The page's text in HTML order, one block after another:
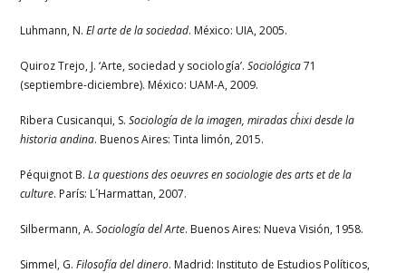
Luhmann, N.El arte de la sociedad. México: UIA, 2005.
Quiroz Trejo, J. ‘Arte, sociedad y sociología’.Sociológica71
(septiembre-diciembre). México: UAM-A, 2009.
Ribera Cusicanqui, S.Sociología de la imagen, miradas ch´ixi desde la
historia andina. Buenos Aires: Tinta limón, 2015.
Péquignot B.La questions des oeuvres en sociologie des arts et de la
culture. París: L´Harmattan, 2007.
Silbermann, A.Sociología del Arte. Buenos Aires: Nueva Visión, 1958.
Simmel, G.Filosofía del dinero. Madrid: Instituto de Estudios Políticos,